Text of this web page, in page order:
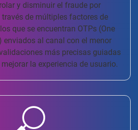
y disminuir el fraude por
de múltiples factores de
que se encuentran OTPs (One
enviados al canal con el menor
más precisas guiadas
la experiencia de usuario.